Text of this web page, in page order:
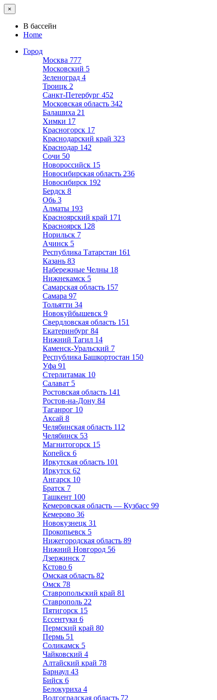
×
В бассейн
Home
Город
Москва 777
Московский 5
Зеленоград 4
Троицк 2
Санкт-Петербург 452
Московская область 342
Балашиха 21
Химки 17
Красногорск 17
Краснодарский край 323
Краснодар 142
Сочи 50
Новороссийск 15
Новосибирская область 236
Новосибирск 192
Бердск 8
Обь 3
Алматы 193
Красноярский край 171
Красноярск 128
Норильск 7
Ачинск 5
Республика Татарстан 161
Казань 83
Набережные Челны 18
Нижнекамск 5
Самарская область 157
Самара 97
Тольятти 34
Новокуйбышевск 9
Свердловская область 151
Екатеринбург 84
Нижний Тагил 14
Каменск-Уральский 7
Республика Башкортостан 150
Уфа 91
Стерлитамак 10
Салават 5
Ростовская область 141
Ростов-на-Дону 84
Таганрог 10
Аксай 8
Челябинская область 112
Челябинск 53
Магнитогорск 15
Копейск 6
Иркутская область 101
Иркутск 62
Ангарск 10
Братск 7
Ташкент 100
Кемеровская область — Кузбасс 99
Кемерово 36
Новокузнецк 31
Прокопьевск 5
Нижегородская область 89
Нижний Новгород 56
Дзержинск 7
Кстово 6
Омская область 82
Омск 78
Ставропольский край 81
Ставрополь 22
Пятигорск 15
Ессентуки 6
Пермский край 80
Пермь 51
Соликамск 5
Чайковский 4
Алтайский край 78
Барнаул 43
Бийск 6
Белокуриха 4
Волгоградская область 72